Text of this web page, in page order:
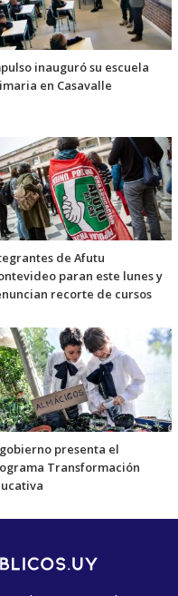
inauguró su escuela
en Casavalle
de Afutu
paran este lunes y
recorte de cursos
presenta el
Transformación